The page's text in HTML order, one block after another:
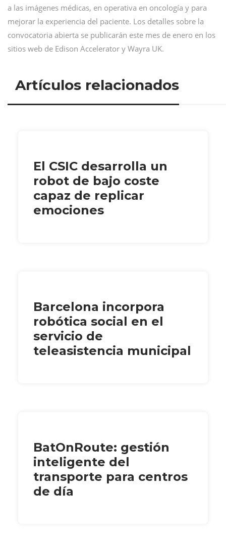
a las imágenes médicas, en operativa en oncología y para
mejorar la experiencia del paciente. Los detalles sobre la
convocatoria abierta se publicarán este mes de enero en los
sitios web de Edison Accelerator y Wayra UK.
Artículos relacionados
El CSIC desarrolla un
robot de bajo coste
capaz de replicar
emociones
Barcelona incorpora
robótica social en el
servicio de
teleasistencia municipal
BatOnRoute: gestión
inteligente del
transporte para centros
de día